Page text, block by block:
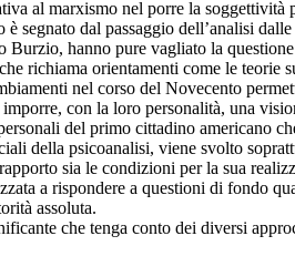
al marxismo nel porre la
segnato dal passaggio dell’analisi
hanno pure vagliato la
richiama orientamenti come le
nel corso del Novecento
con la loro personalità, una
del primo cittadino americano
della psicoanalisi, viene svolto
sia le condizioni per la sua
a rispondere a questioni di fondo
assoluta.
che tenga conto dei diversi